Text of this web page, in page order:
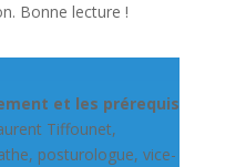
Bonne lecture !
et les prérequis
Tiffounet,
posturologue, vice-